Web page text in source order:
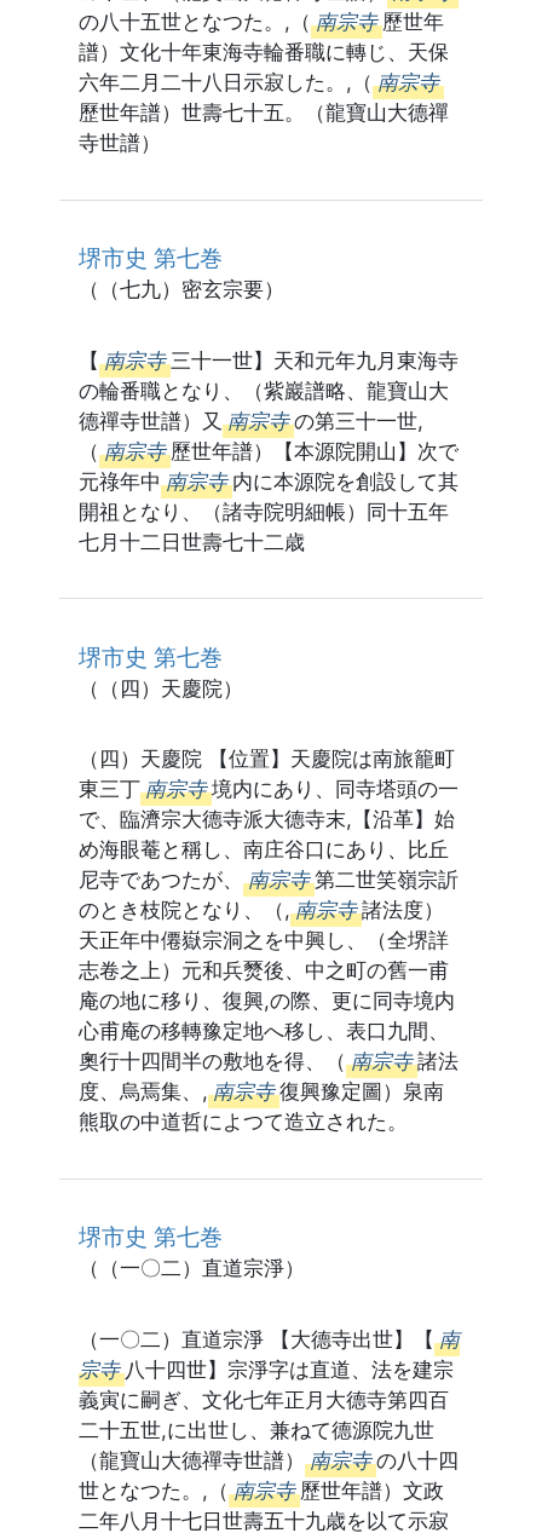
の八十五世となつた。,（ 南宗寺 歷世年
譜）文化十年東海寺輪番職に轉じ、天保
六年二月二十八日示寂した。,（ 南宗寺
歷世年譜）世壽七十五。（龍寶山大德禪
寺世譜）
堺市史 第七巻
（（七九）密玄宗要）
【 南宗寺 三十一世】天和元年九月東海寺
の輪番職となり、（紫巖譜略、龍寶山大
德禪寺世譜）又 南宗寺 の第三十一世,
（ 南宗寺 歷世年譜）【本源院開山】次で
元祿年中 南宗寺 内に本源院を創設して其
開祖となり、（諸寺院明細帳）同十五年
七月十二日世壽七十二歳
堺市史 第七巻
（（四）天慶院）
（四）天慶院 【位置】天慶院は南旅籠町
東三丁 南宗寺 境内にあり、同寺塔頭の一
で、臨濟宗大德寺派大德寺末,【沿革】始
め海眼菴と稱し、南庄谷口にあり、比丘
尼寺であつたが、 南宗寺 第二世笑嶺宗訢
のとき枝院となり、（, 南宗寺 諸法度）
天正年中僊嶽宗洞之を中興し、（全堺詳
志卷之上）元和兵燹後、中之町の舊一甫
庵の地に移り、復興,の際、更に同寺境内
心甫庵の移轉豫定地へ移し、表口九間、
奧行十四間半の敷地を得、（ 南宗寺 諸法
度、烏焉集、, 南宗寺 復興豫定圖）泉南
熊取の中道哲によつて造立された。
堺市史 第七巻
（（一〇二）直道宗淨）
（一〇二）直道宗淨 【大德寺出世】【 南
宗寺 八十四世】宗淨字は直道、法を建宗
義寅に嗣ぎ、文化七年正月大德寺第四百
二十五世,に出世し、兼ねて德源院九世
（龍寶山大德禪寺世譜） 南宗寺 の八十四
世となつた。,（ 南宗寺 歷世年譜）文政
二年八月十七日世壽五十九歳を以て示寂